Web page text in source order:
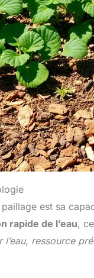
est sa
rapide de l’eau,
ressource